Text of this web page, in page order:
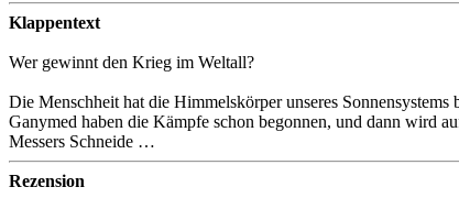
Klappentext
Wer gewinnt den Krieg im Weltall?
Die Menschheit hat die Himmelskörper unseres
Ganymed haben die Kämpfe schon begonnen, und dann wird
Messers Schneide …
Rezension